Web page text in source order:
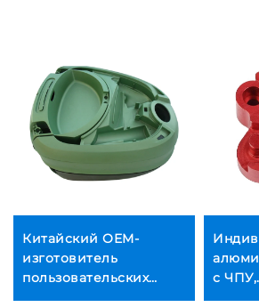
Китайский OEM-
изготовитель
пользовательских
пластиковых деталей
с ЧПУ,